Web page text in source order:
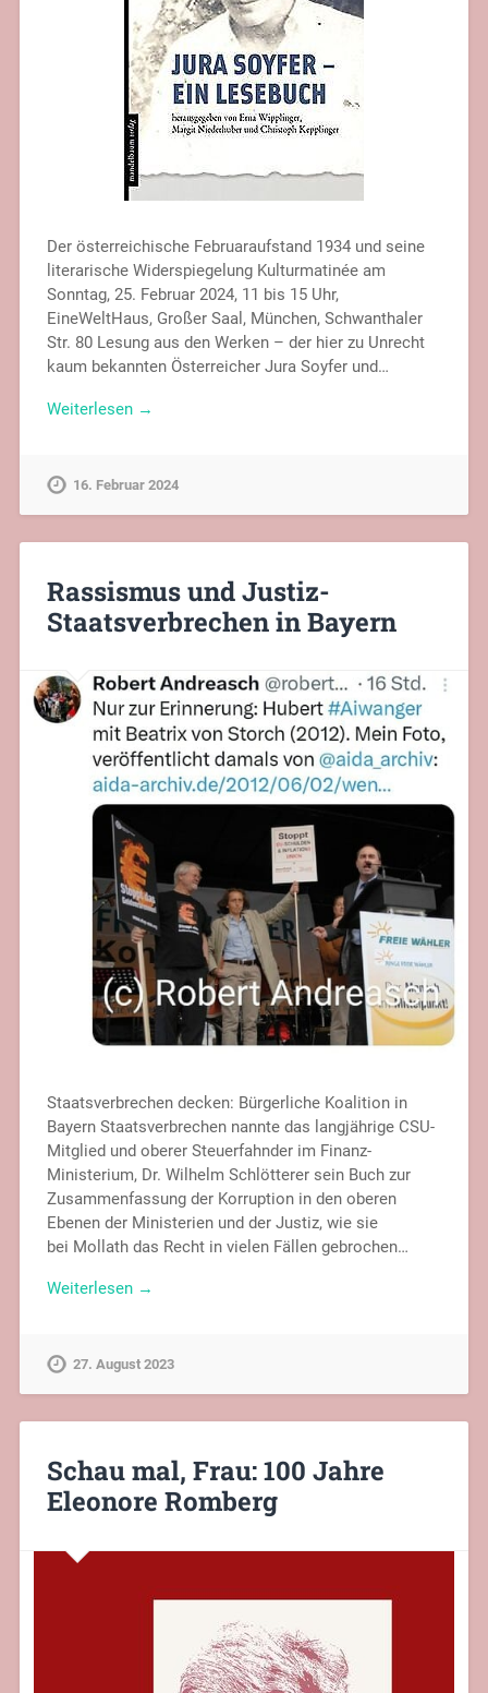
Der österreichische Februaraufstand 1934 und seine
literarische Widerspiegelung Kulturmatinée am
Sonntag, 25. Februar 2024, 11 bis 15 Uhr,
EineWeltHaus, Großer Saal, München, Schwanthaler
Str. 80 Lesung aus den Werken – der hier zu Unrecht
kaum bekannten Österreicher Jura Soyfer und…
Weiterlesen →
16. Februar 2024
Rassismus und Justiz-
Staatsverbrechen in Bayern
Staatsverbrechen decken: Bürgerliche Koalition in
Bayern Staatsverbrechen nannte das langjährige CSU-
Mitglied und oberer Steuerfahnder im Finanz-
Ministerium, Dr. Wilhelm Schlötterer sein Buch zur
Zusammenfassung der Korruption in den oberen
Ebenen der Ministerien und der Justiz, wie sie
bei Mollath das Recht in vielen Fällen gebrochen…
Weiterlesen →
27. August 2023
Schau mal, Frau: 100 Jahre
Eleonore Romberg